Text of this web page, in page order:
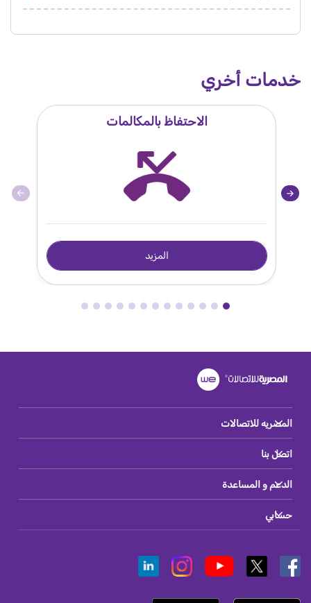
خدمات أخري
الاحتفاظ بالمكالمات
المزيد
المصريه للاتصالات
اتصل بنا
الدعم و المساعدة
حسابي